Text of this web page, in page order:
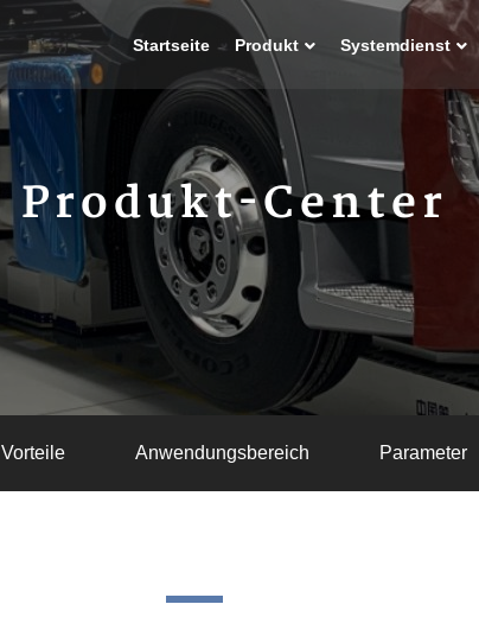
Startseite Produkt Systemdienst
Produkt-Center
Vorteile Anwendungsbereich Parameter